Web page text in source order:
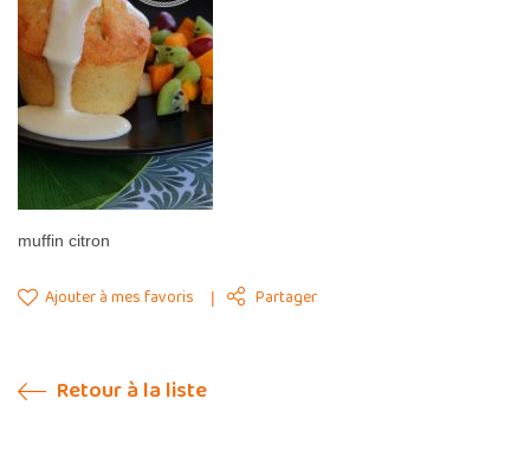
muffin citron
Ajouter à mes favoris Partager
Retour à la liste